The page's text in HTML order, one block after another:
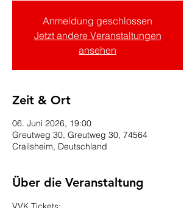
Anmeldung geschlossen
Jetzt andere Veranstaltungen
ansehen
Zeit & Ort
06. Juni 2026, 19:00
Greutweg 30, Greutweg 30, 74564
Crailsheim, Deutschland
Über die Veranstaltung